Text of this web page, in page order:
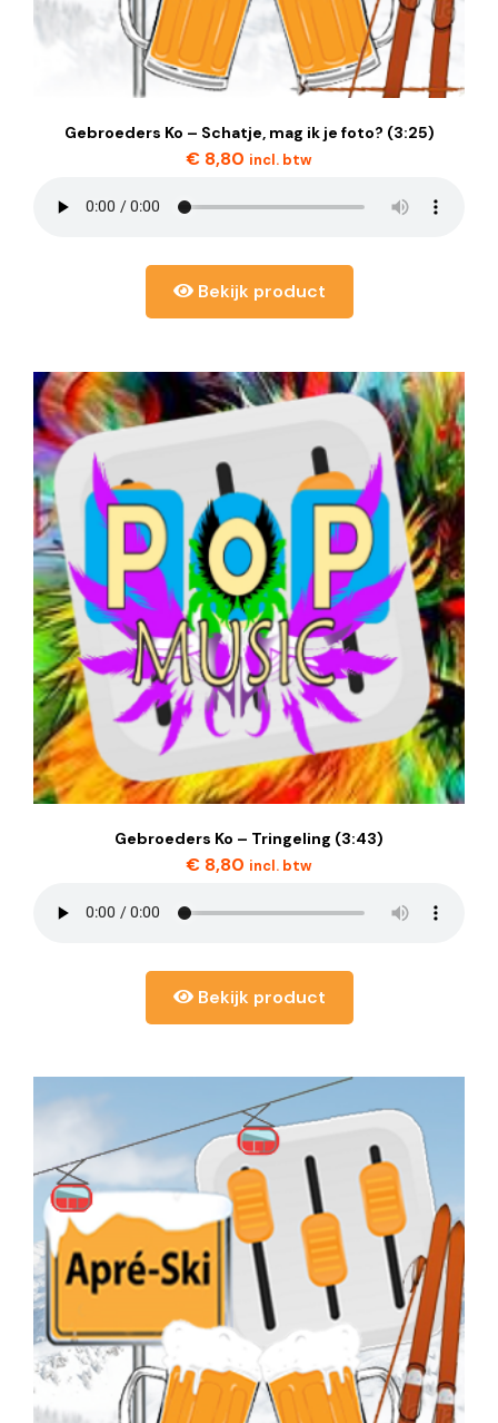
Gebroeders Ko – Schatje, mag ik je foto? (3:25)
€ 8,80 incl. btw
Bekijk product
Gebroeders Ko – Tringeling (3:43)
€ 8,80 incl. btw
Bekijk product